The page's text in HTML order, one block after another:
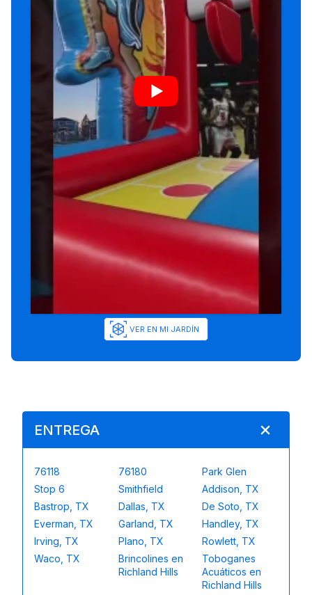
VER EN MI JARDÍN
ENTREGA
76118 76180
Park Glen
Stop 6
Smithfield
Addison, TX
Bastrop, TX
Dallas, TX
De Soto, TX
Everman, TX
Garland, TX
Handley, TX
Irving, TX
Plano, TX
Rowlett, TX
Waco, TX
Brincolines en
Richland Hills
Toboganes
Acuáticos en
Richland Hills